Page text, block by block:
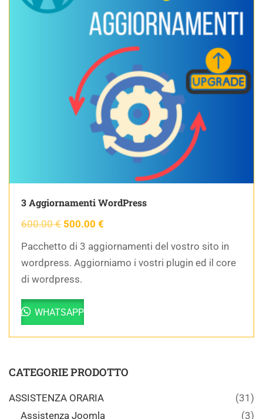
3 Aggiornamenti WordPress
600.00€ 500.00 €
Pacchetto di 3 aggiornamenti del vostro sito in
wordpress. Aggiorniamo i vostri plugin ed il core
di wordpress.
WHATSAPP
CATEGORIE PRODOTTO
ASSISTENZA ORARIA
(31)
Assistenza Joomla
(3)